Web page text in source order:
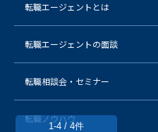
1-4 / 4件
転職エージェントとは
転職エージェントの面談
転職相談会・セミナー
転職ノウハウ